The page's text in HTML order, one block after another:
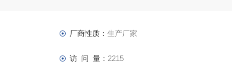
厂商性质： 生产厂家
访 问 量： 2215